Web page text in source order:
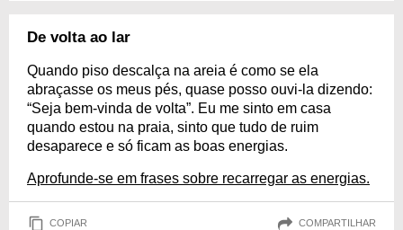
De volta ao lar
Quando piso descalça na areia é como se ela
abraçasse os meus pés, quase posso ouvi-la dizendo:
“Seja bem-vinda de volta”. Eu me sinto em casa
quando estou na praia, sinto que tudo de ruim
desaparece e só ficam as boas energias.
Aprofunde-se em frases sobre recarregar as energias.
COPIAR COMPARTILHAR